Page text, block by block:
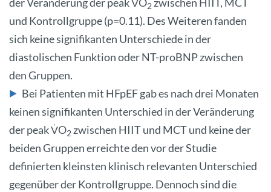
2
und Kontrollgruppe (p=0.11). Des Weiteren fanden
sich keine signifikanten Unterschiede in der
diastolischen Funktion oder NT-proBNP zwischen
den Gruppen.
Bei Patienten mit HFpEF gab es nach drei Monaten
keinen signifikanten Unterschied in der Veränderung
der peak V̇O2 zwischen HIIT und MCT und keine der
beiden Gruppen erreichte den vor der Studie
definierten kleinsten klinisch relevanten Unterschied
gegenüber der Kontrollgruppe. Dennoch sind die